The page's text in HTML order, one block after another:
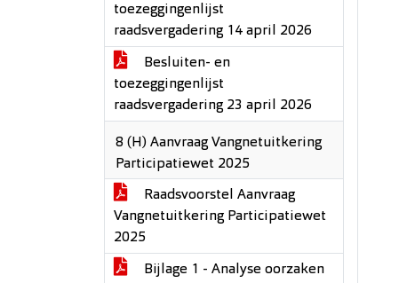
toezeggingenlijst
raadsvergadering 14 april 2026
Besluiten- en
toezeggingenlijst
raadsvergadering 23 april 2026
8 (H) Aanvraag Vangnetuitkering
Participatiewet 2025
Raadsvoorstel Aanvraag
Vangnetuitkering Participatiewet
2025
Bijlage 1 - Analyse oorzaken